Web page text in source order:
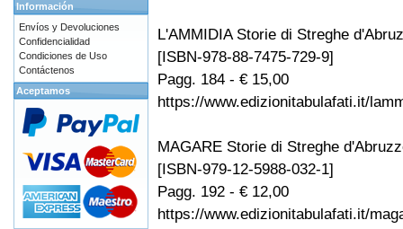
L'AMMIDIA Storie di Streghe
[ISBN-978-88-7475-729-9]
Pagg. 184 - € 15,00
https://www.edizionitabulafati.it/
MAGARE Storie di Streghe
[ISBN-979-12-5988-032-1]
Pagg. 192 - € 12,00
https://www.edizionitabulafati.it/
Información
Envíos y Devoluciones
Confidencialidad
Condiciones de Uso
Contáctenos
Aceptamos